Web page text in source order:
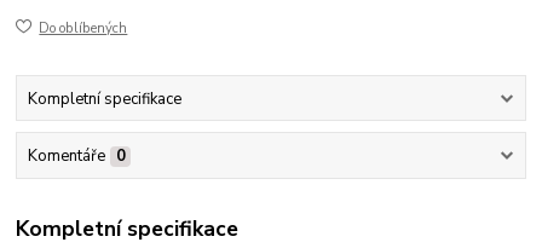
Do oblíbených
Kompletní specifikace
Komentáře 0
Kompletní specifikace